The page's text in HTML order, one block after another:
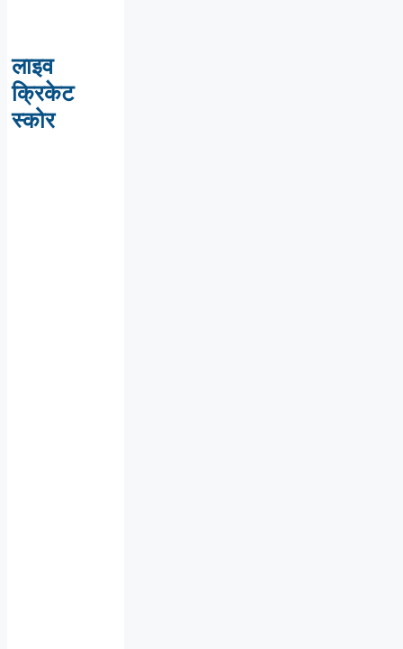
लाइव
क्रिकेट
स्कोर